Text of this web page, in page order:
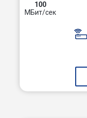
100
МБит/сек